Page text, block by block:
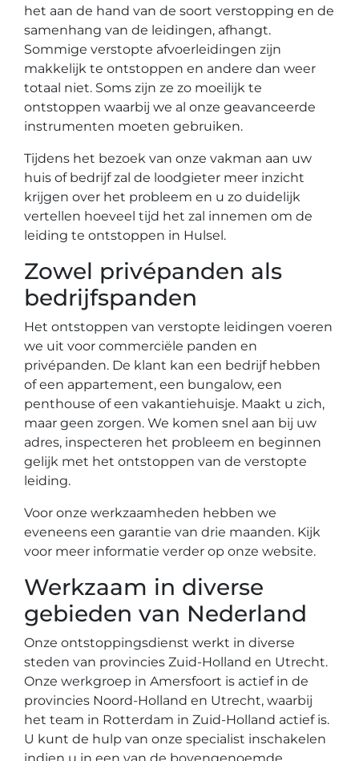
het aan de hand van de soort verstopping en de
samenhang van de leidingen, afhangt.
Sommige verstopte afvoerleidingen zijn
makkelijk te ontstoppen en andere dan weer
totaal niet. Soms zijn ze zo moeilijk te
ontstoppen waarbij we al onze geavanceerde
instrumenten moeten gebruiken.
Tijdens het bezoek van onze vakman aan uw
huis of bedrijf zal de loodgieter meer inzicht
krijgen over het probleem en u zo duidelijk
vertellen hoeveel tijd het zal innemen om de
leiding te ontstoppen in Hulsel.
Zowel privépanden als
bedrijfspanden
Het ontstoppen van verstopte leidingen voeren
we uit voor commerciële panden en
privépanden. De klant kan een bedrijf hebben
of een appartement, een bungalow, een
penthouse of een vakantiehuisje. Maakt u zich,
maar geen zorgen. We komen snel aan bij uw
adres, inspecteren het probleem en beginnen
gelijk met het ontstoppen van de verstopte
leiding.
Voor onze werkzaamheden hebben we
eveneens een garantie van drie maanden. Kijk
voor meer informatie verder op onze website.
Werkzaam in diverse
gebieden van Nederland
Onze ontstoppingsdienst werkt in diverse
steden van provincies Zuid-Holland en Utrecht.
Onze werkgroep in Amersfoort is actief in de
provincies Noord-Holland en Utrecht, waarbij
het team in Rotterdam in Zuid-Holland actief is.
U kunt de hulp van onze specialist inschakelen